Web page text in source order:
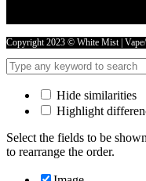
ЛИЗУН
-
ЯГОДНЫЕ
количество
Copyright 2023 © White Mist |
Hide similarities
Highlight
Select the fields to be
to rearrange the order.